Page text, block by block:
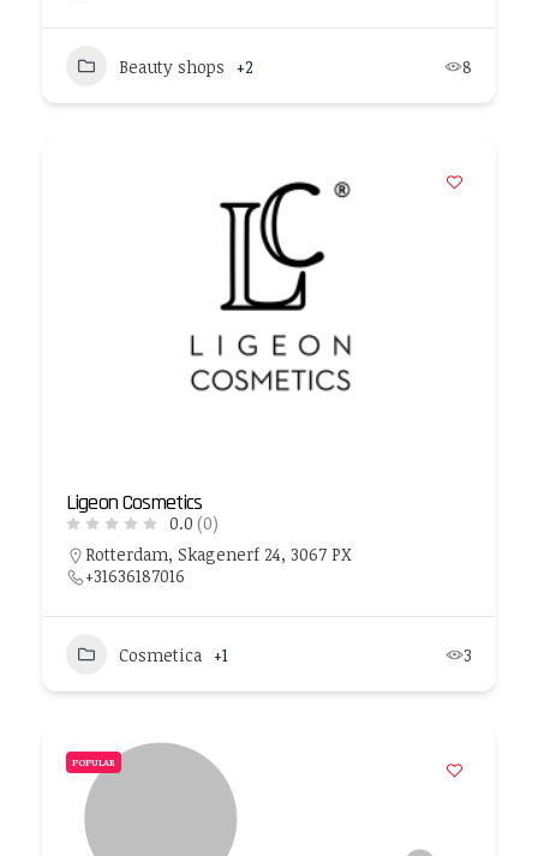
Beauty shops +2 8
Ligeon Cosmetics
0.0 (0)
Rotterdam, Skagenerf 24, 3067 PX
+31636187016
Cosmetica +1 3
POPULAR